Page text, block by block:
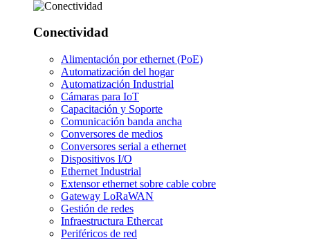
Conectividad
Alimentación por ethernet (PoE)
Automatización del hogar
Automatización Industrial
Cámaras para IoT
Capacitación y Soporte
Comunicación banda ancha
Conversores de medios
Conversores serial a ethernet
Dispositivos I/O
Ethernet Industrial
Extensor ethernet sobre cable cobre
Gateway LoRaWAN
Gestión de redes
Infraestructura Ethercat
Periféricos de red